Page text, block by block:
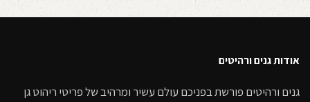
אודות גנים ורהיטים
גנים ורהיטים פורשת בפניכם עולם עשיר ומרהיב של פריטי ריהוט גן